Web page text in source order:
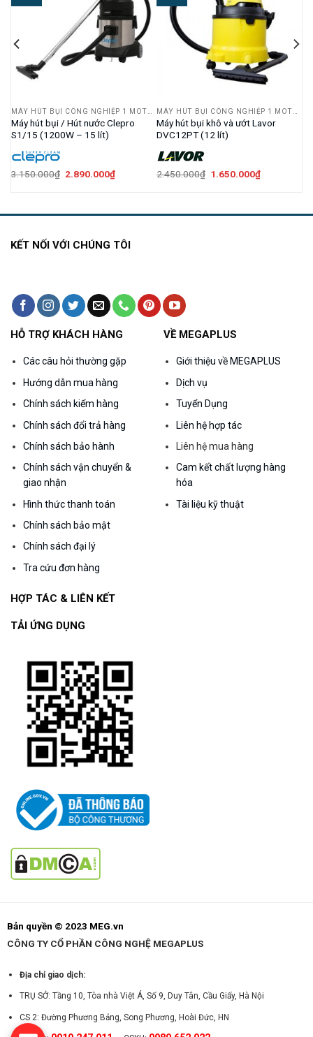
Máy hút bụi / Hút nước Clepro
S1/15 (1200W – 15 lít)
3.150.000₫ Giá
2.890.000₫Giá
Máy hút bụi khô và ướt Lavor
DVC12PT (12 lít)
2.450.000₫ Giá
1.650.000₫Giá
KẾT NỐI VỚI CHÚNG TÔI
HỖ TRỢ KHÁCH HÀNG
Các câu hỏi thường gặp
Hướng dẫn mua hàng
Chính sách kiểm hàng
Chính sách đổi trả hàng
Chính sách bảo hành
Chính sách vận chuyển &
giao nhận
Hình thức thanh toán
Chính sách bảo mật
Chính sách đại lý
Tra cứu đơn hàng
VỀ MEGAPLUS
Giới thiệu về MEGAPLUS
Dịch vụ
Tuyển Dụng
Liên hệ hợp tác
Liên hệ mua hàng
Cam kết chất lượng hàng
hóa
Tài liệu kỹ thuật
HỢP TÁC & LIÊN KẾT
TẢI ỨNG DỤNG
Bản quyền © 2023 MEG.vn
CÔNG TY CỔ PHẦN CÔNG NGHỆ MEGAPLUS
Địa chỉ giao dịch:
TRỤ SỞ: Tầng 10, Tòa nhà Việt Á, Số 9, Duy Tân, Cầu Giấy, Hà Nội
CS 2: Đường Phương Bảng, Song Phương, Hoài Đức, HN